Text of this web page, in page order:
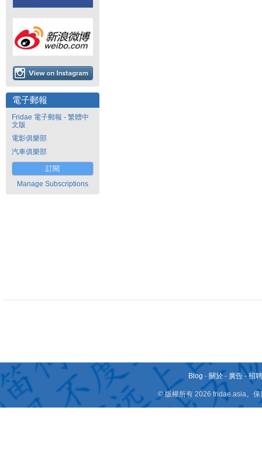
電子郵報
Fridae 電子郵報 - 繁體中
文版
電影俱樂部
汽車俱樂部
訂閱
Manage Subscriptions
Blog - 關於 - 廣告 -招
© 版權所有 2026 fridae.asia。